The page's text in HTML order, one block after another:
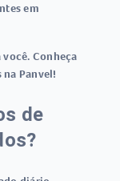
em
Conheça
Panvel!
de